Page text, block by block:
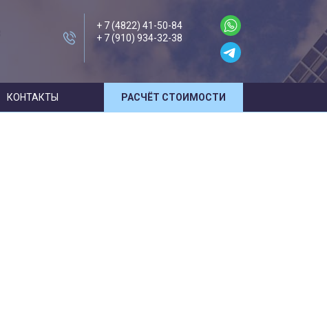
+ 7 (4822) 41-50-84
+ 7 (910) 934-32-38
КОНТАКТЫ РАСЧЁТ СТОИМОСТИ